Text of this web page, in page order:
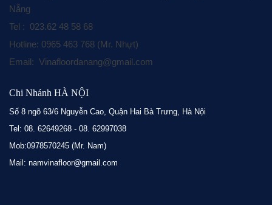
Nẵng
Tel : 023.62 48 58 68
Hotline: 0965 463 768 (Mr. Nhựt)
Email: Vinafloordanang@gmail.com
Chi Nhánh HÀ NỘI
Số 8 ngõ 63/6 Nguyễn Cao, Quận Hai Bà Trưng, Hà Nội
Tel: 08. 62649268 - 08. 62997038
Mob:0978570245 (Mr. Nam)
Mail: namvinafloor@gmail.com